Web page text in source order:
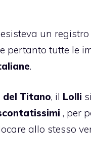
esisteva un
pertanto tutte le
.
del Titano, il Lolli
, per
allo stesso